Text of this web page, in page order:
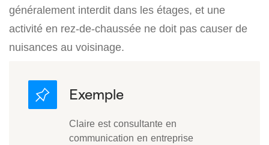
généralement interdit dans les étages, et une
activité en rez-de-chaussée ne doit pas causer de
nuisances au voisinage.
Claire est consultante en
communication en entreprise